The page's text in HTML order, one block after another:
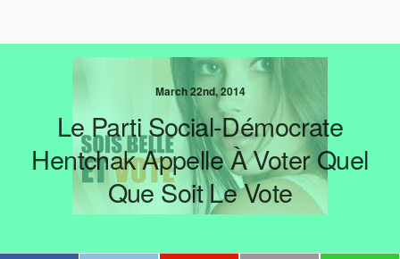
March 22nd, 2014
Le Parti Social-Démocrate
Hentchak Appelle À Voter Quel
Que Soit Le Vote